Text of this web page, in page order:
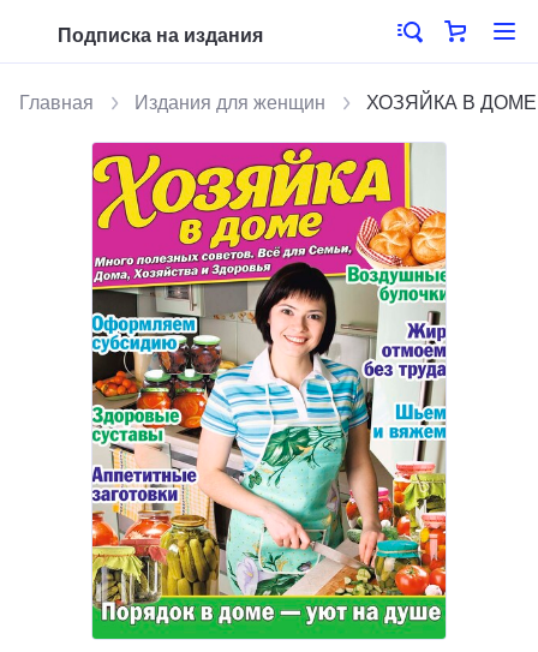
Подписка на издания
Главная Издания для женщин ХОЗЯЙКА В ДОМЕ.